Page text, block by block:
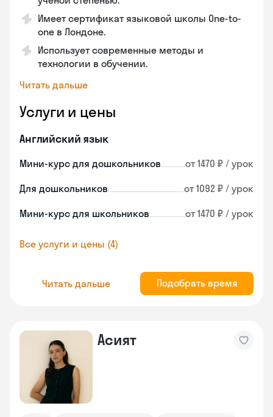
Имеет сертификат языковой школы One-to-
one в Лондоне.
Использует современные методы и
технологии в обучении.
Читать дальше
Услуги и цены
Английский язык
Мини-курс для дошкольников от 1470 ₽ / урок
Для дошкольников от 1092 ₽ / урок
Мини-курс для школьников от 1470 ₽ / урок
Все услуги и цены (4)
Читать дальше Подобрать время
Асият